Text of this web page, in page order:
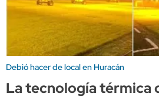
Debió hacer de local en Huracán
La tecnología térmica